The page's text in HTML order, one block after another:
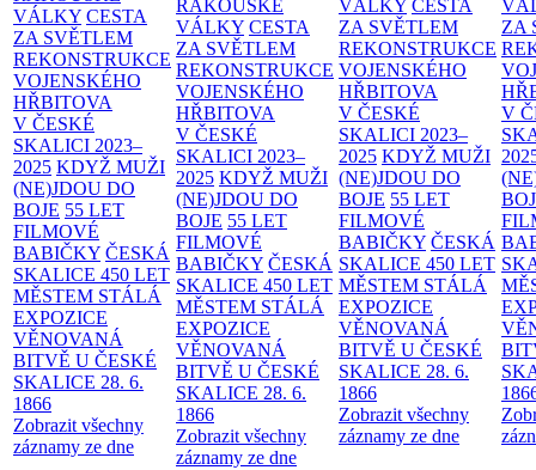
VÁLKY CESTA
ZA SVĚTLEM
REKONSTRUKCE
VOJENSKÉHO
HŘBITOVA
V ČESKÉ
SKALICI 2023–
2025 KDYŽ MUŽI
(NE)JDOU DO
BOJE 55 LET
FILMOVÉ
BABIČKY ČESKÁ
SKALICE 450 LET
MĚSTEM STÁLÁ
EXPOZICE
VĚNOVANÁ
BITVĚ U ČESKÉ
SKALICE 28. 6.
1866
Zobrazit všechny
záznamy ze dne
RAKOUSKÉ
VÁLKY CESTA
ZA SVĚTLEM
REKONSTRUKCE
VOJENSKÉHO
HŘBITOVA
V ČESKÉ
SKALICI 2023–
2025 KDYŽ MUŽI
(NE)JDOU DO
BOJE 55 LET
FILMOVÉ
BABIČKY ČESKÁ
SKALICE 450 LET
MĚSTEM STÁLÁ
EXPOZICE
VĚNOVANÁ
BITVĚ U ČESKÉ
SKALICE 28. 6.
1866
Zobrazit všechny
záznamy ze dne
VÁLKY CESTA
ZA SVĚTLEM
REKONSTRUKCE
VOJENSKÉHO
HŘBITOVA
V ČESKÉ
SKALICI 2023–
2025 KDYŽ MUŽI
(NE)JDOU DO
BOJE 55 LET
FILMOVÉ
BABIČKY ČESKÁ
SKALICE 450 LET
MĚSTEM STÁLÁ
EXPOZICE
VĚNOVANÁ
BITVĚ U ČESKÉ
SKALICE 28. 6.
1866
Zobrazit všechny
záznamy ze dne
ZA
V